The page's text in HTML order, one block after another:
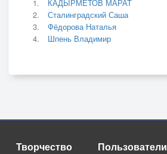
КАДЫРМЕТОВ МАРАТ
Сталинградский Саша
Фёдорова Наталья
Шпень Владимир
Творчество Пользователи